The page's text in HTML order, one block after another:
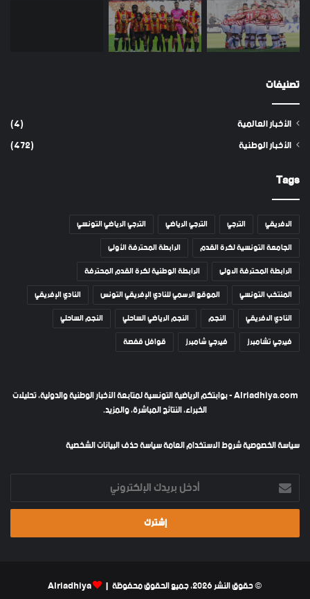
تصنيفات
الأخبار العالمية
(4)
الأخبار الوطنية
(472)
Tags
الافريقي الترجي الترجي الرياضي
الترجي الرياضي التونسي
الجامعة التونسية لكرة القدم
الرابطة المحترفة الأولى
الرابطة المحترفة الاولى
الرابطة الوطنية لكرة القدم المحترفة
المنتخب التونسي
الموقع الرسمي للنادي الإفريقي التونس
النادي الإفريقي
النادي الافريقي
النجم النجم الرياضي الساحلي
النجم الساحلي
فيرجي تشامبرز
فيرجي شامبرز قوافل قفصة
Alriadhiya.com - بوابتكم الرياضية التونسية لمتابعة الأخبار الوطنية والدولية، تحليلات
الخبراء، النتائج المباشرة، والمزيد.
سياسة الخصوصيةشروط الاستخدام العامةسياسة حذف البيانات الشخصية
أدخل
بريدك
الإلكتروني
© حقوق النشر 2026، جميع الحقوق محفوظة | Alriadhiya